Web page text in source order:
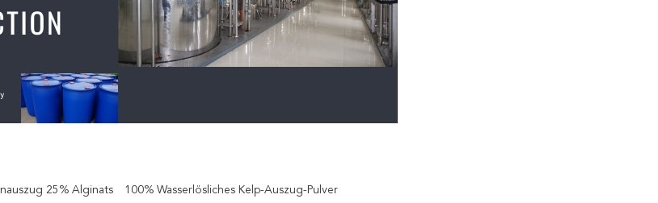
25% Alginats 100% Wasserlösliches Kelp-Auszug-Pulver